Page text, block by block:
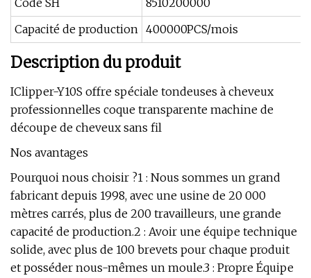
Code SH
8510200000
Capacité de production 400000PCS/mois
Description du produit
IClipper-Y10S offre spéciale tondeuses à cheveux
professionnelles coque transparente machine de
découpe de cheveux sans fil
Nos avantages
Pourquoi nous choisir ?1 : Nous sommes un grand
fabricant depuis 1998, avec une usine de 20 000
mètres carrés, plus de 200 travailleurs, une grande
capacité de production.2 : Avoir une équipe technique
solide, avec plus de 100 brevets pour chaque produit
et posséder nous-mêmes un moule.3 : Propre Équipe